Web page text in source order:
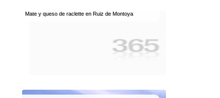
Mate y queso de raclette en Ruiz de Montoya